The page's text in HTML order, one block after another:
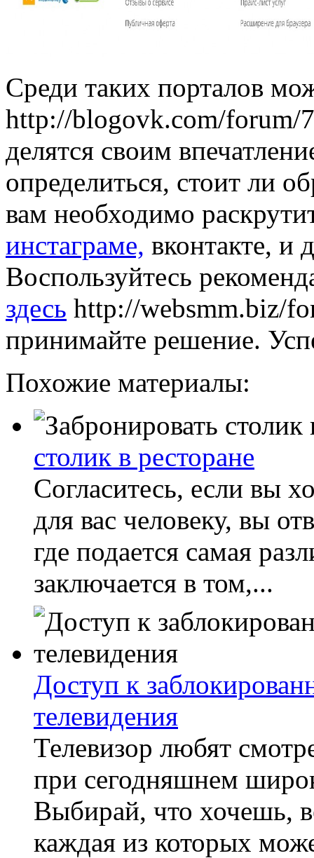
Среди таких порталов
http://blogovk.com/forum/
делятся своим
определиться, стоит ли
вам необходимо
инстаграме, вконтакте, и
Воспользуйтесь
здесь http://websmm.biz/
принимайте решение.
Похожие материалы:
столик в ресторане
Согласитесь, если вы
для вас человеку, вы
где подается самая
заключается в том,...
Доступ к
телевидения
Телевизор любят
при сегодняшнем
Выбирай, что хочешь,
каждая из которых